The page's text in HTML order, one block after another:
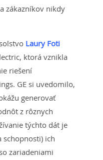
zákazníkov nikdy
Laury Foti
ktorá vznikla
riešení
GE si uvedomilo,
generovať
z rôznych
týchto dát je
schopnosti) ich
zariadeniami